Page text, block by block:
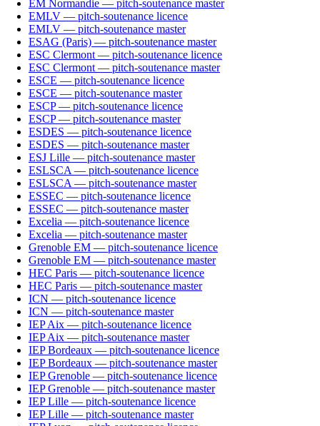
EM Normandie — pitch-soutenance master
EMLV — pitch-soutenance licence
EMLV — pitch-soutenance master
ESAG (Paris) — pitch-soutenance master
ESC Clermont — pitch-soutenance licence
ESC Clermont — pitch-soutenance master
ESCE — pitch-soutenance licence
ESCE — pitch-soutenance master
ESCP — pitch-soutenance licence
ESCP — pitch-soutenance master
ESDES — pitch-soutenance licence
ESDES — pitch-soutenance master
ESJ Lille — pitch-soutenance master
ESLSCA — pitch-soutenance licence
ESLSCA — pitch-soutenance master
ESSEC — pitch-soutenance licence
ESSEC — pitch-soutenance master
Excelia — pitch-soutenance licence
Excelia — pitch-soutenance master
Grenoble EM — pitch-soutenance licence
Grenoble EM — pitch-soutenance master
HEC Paris — pitch-soutenance licence
HEC Paris — pitch-soutenance master
ICN — pitch-soutenance licence
ICN — pitch-soutenance master
IEP Aix — pitch-soutenance licence
IEP Aix — pitch-soutenance master
IEP Bordeaux — pitch-soutenance licence
IEP Bordeaux — pitch-soutenance master
IEP Grenoble — pitch-soutenance licence
IEP Grenoble — pitch-soutenance master
IEP Lille — pitch-soutenance licence
IEP Lille — pitch-soutenance master